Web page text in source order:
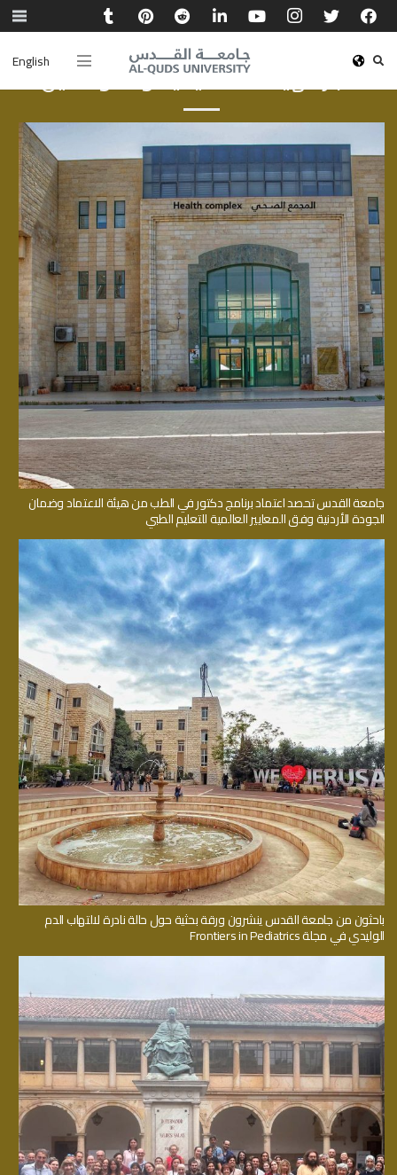
Englishأخبار الهيئة الأكاديمية والموظفين
جامعة القدس تحصد اعتماد برنامج دكتور في الطب من هيئة الاعتماد وضمان
الجودة الأردنية وفق المعايير العالمية للتعليم الطبي
باحثون من جامعة القدس ينشرون ورقة بحثية حول حالة نادرة لالتهاب الدم
الوليدي في مجلة Frontiers in Pediatrics